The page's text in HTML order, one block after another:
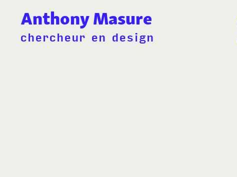
Anthony Masure
chercheur en design